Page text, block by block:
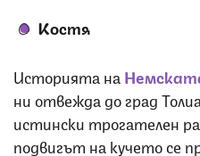
Костя
Историята на
ни отвежда до град
истински трогателен
подвигът на кучето се